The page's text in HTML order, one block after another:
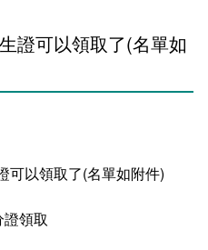
證可以領取了(名單如
可以領取了(名單如附件)
領取